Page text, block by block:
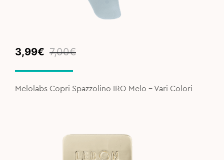
7,00€
Original
was:
7,00€.
3,99€
Current
is:
3,99€.
Melolabs Copri Spazzolino IRO Melo - Vari Colori